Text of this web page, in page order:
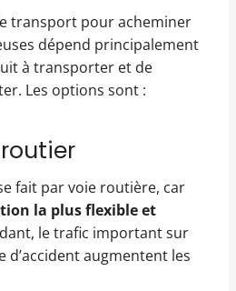
transport pour acheminer
dépend principalement
à transporter et de
Les options sont :
fait par voie routière, car
la plus flexible et
le trafic important sur
d’accident augmentent les